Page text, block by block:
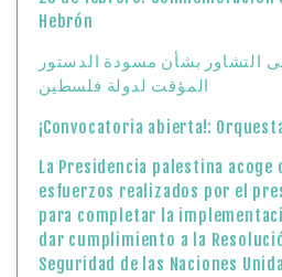
Hebrón
التشاور بشأن مسودة الدستور
المؤقت لدولة فلسطين
¡Convocatoria abierta!:
La Presidencia palestina
esfuerzos realizados por el
para completar la
dar cumplimiento a la
Seguridad de las Naciones